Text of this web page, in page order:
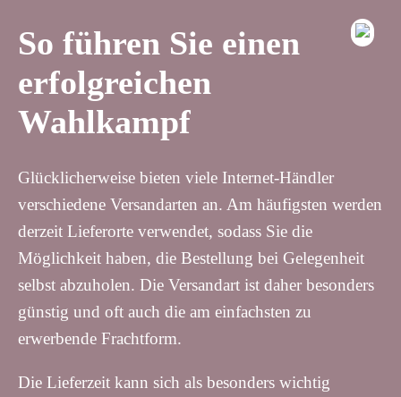
So führen Sie einen
erfolgreichen
Wahlkampf
Glücklicherweise bieten viele Internet-Händler
verschiedene Versandarten an. Am häufigsten werden
derzeit Lieferorte verwendet, sodass Sie die
Möglichkeit haben, die Bestellung bei Gelegenheit
selbst abzuholen. Die Versandart ist daher besonders
günstig und oft auch die am einfachsten zu
erwerbende Frachtform.
Die Lieferzeit kann sich als besonders wichtig